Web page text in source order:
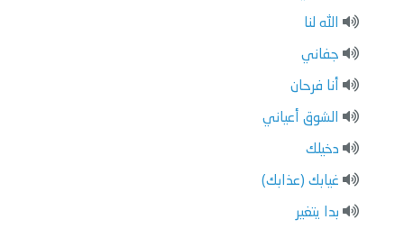
الله لنا
جفاني
أنا فرحان
الشوق أعياني
دخيلك
غيابك (عذابك)
بدا يتغير